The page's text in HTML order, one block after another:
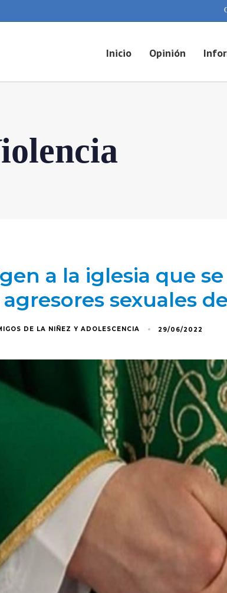
Inicio Opinión
a la iglesia que
sexuales
DE LA NIÑEZ Y ADOLESCENCIA 29/06/2022